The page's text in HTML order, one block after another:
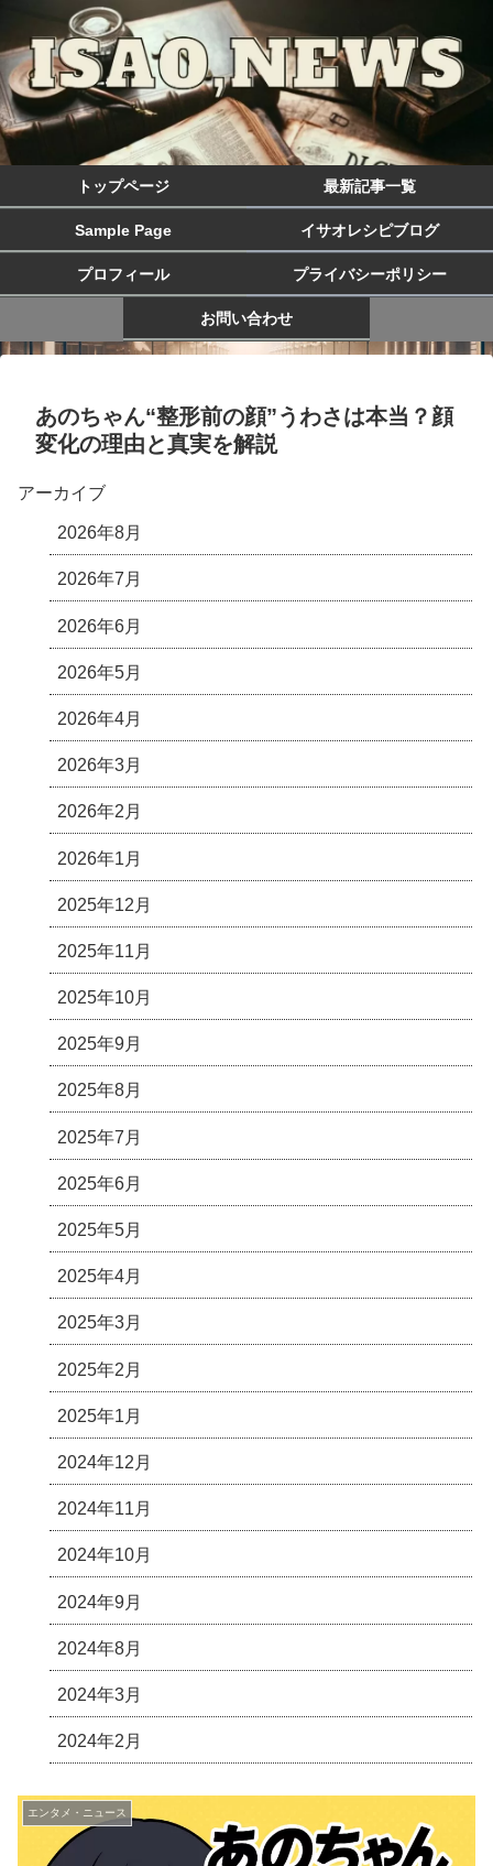
トップページ 最新記事一覧
Sample Page イサオレシピブログ
プロフィール プライバシーポリシー
お問い合わせ
あのちゃん“整形前の顔”うわさは本当？顔
変化の理由と真実を解説
アーカイブ
2026年8月
2026年7月
2026年6月
2026年5月
2026年4月
2026年3月
2026年2月
2026年1月
2025年12月
2025年11月
2025年10月
2025年9月
2025年8月
2025年7月
2025年6月
2025年5月
2025年4月
2025年3月
2025年2月
2025年1月
2024年12月
2024年11月
2024年10月
2024年9月
2024年8月
2024年3月
2024年2月
エンタメ・ニュース